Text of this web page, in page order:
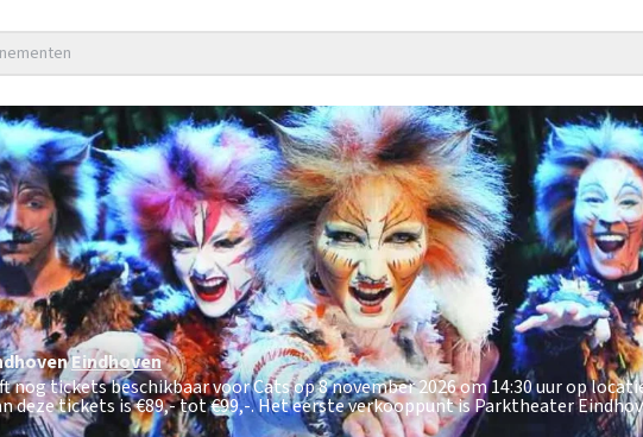
Eindhoven
tickets beschikbaar voor Cats op 8 november 2026 om 14:30 uur op
deze tickets is€89,- tot €99,-. Het eerste verkooppunt is Parktheater